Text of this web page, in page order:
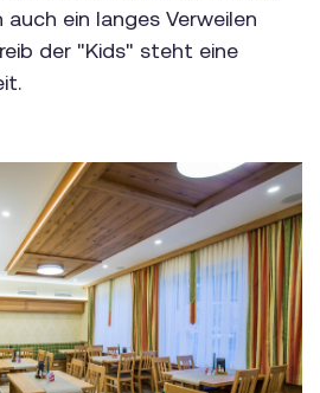
ein langes Verweilen
der "Kids" steht eine